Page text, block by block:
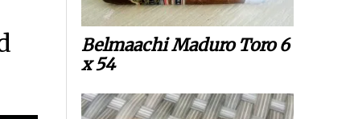
Belmaachi Maduro Toro 6
x 54